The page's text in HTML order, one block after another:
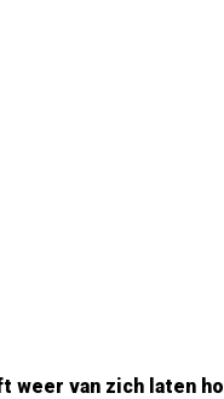
weer van zich laten